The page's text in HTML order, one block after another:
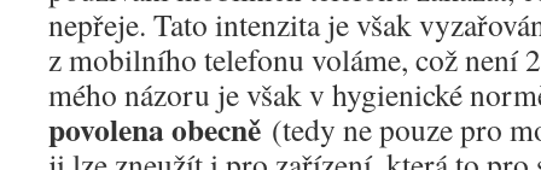
nepřeje. Tato intenzita je však
z mobilního telefonu voláme, což není
mého názoru je však v hygienické
povolena obecně (tedy ne pouze pro